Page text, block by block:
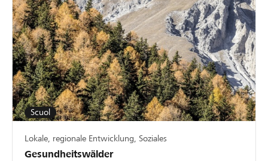
Scuol
Lokale, regionale Entwicklung, Soziales
Gesundheitswälder